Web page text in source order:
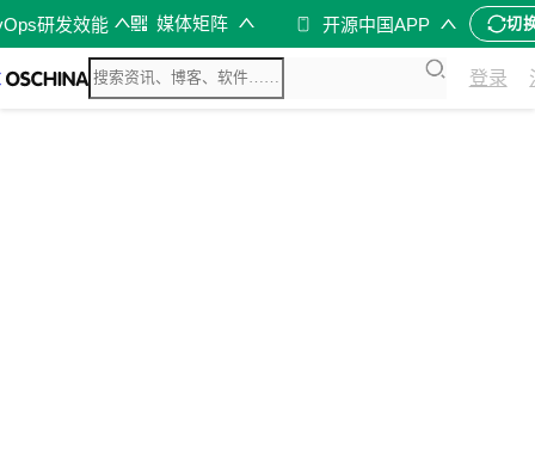
研发效能 媒体矩阵 开源中国APP 切
登录